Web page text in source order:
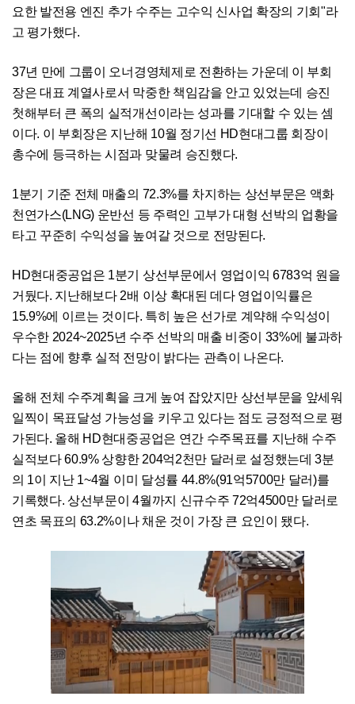
요한 발전용 엔진 추가 수주는 고수익 신사업 확장의 기회"라
고 평가했다.
37년 만에 그룹이 오너경영체제로 전환하는 가운데 이 부회
장은 대표 계열사로서 막중한 책임감을 안고 있었는데 승진
첫해부터 큰 폭의 실적개선이라는 성과를 기대할 수 있는 셈
이다. 이 부회장은 지난해 10월 정기선 HD현대그룹 회장이
총수에 등극하는 시점과 맞물려 승진했다.
1분기 기준 전체 매출의 72.3%를 차지하는 상선부문은 액화
천연가스(LNG) 운반선 등 주력인 고부가 대형 선박의 업황을
타고 꾸준히 수익성을 높여갈 것으로 전망된다.
HD현대중공업은 1분기 상선부문에서 영업이익 6783억 원을
거뒀다. 지난해보다 2배 이상 확대된 데다 영업이익률은
15.9%에 이르는 것이다. 특히 높은 선가로 계약해 수익성이
우수한 2024~2025년 수주 선박의 매출 비중이 33%에 불과하
다는 점에 향후 실적 전망이 밝다는 관측이 나온다.
올해 전체 수주계획을 크게 높여 잡았지만 상선부문을 앞세워
일찍이 목표달성 가능성을 키우고 있다는 점도 긍정적으로 평
가된다. 올해 HD현대중공업은 연간 수주목표를 지난해 수주
실적보다 60.9% 상향한 204억2천만 달러로 설정했는데 3분
의 1이 지난 1~4월 이미 달성률 44.8%(91억5700만 달러)를
기록했다. 상선부문이 4월까지 신규수주 72억4500만 달러로
연초 목표의 63.2%이나 채운 것이 가장 큰 요인이 됐다.